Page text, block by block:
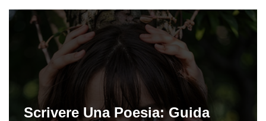
Scrivere Una Poesia: Guida